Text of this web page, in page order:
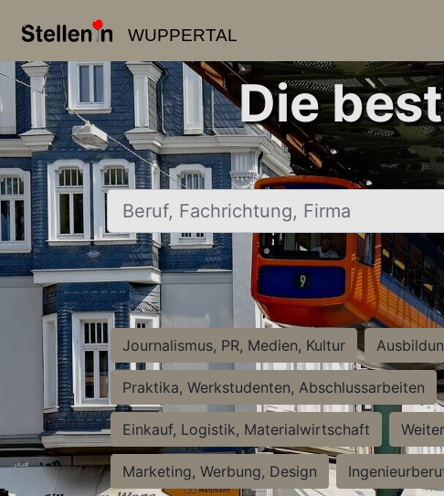
WUPPERTAL
Die
Beruf, Fachrichtung, Firma
Journalismus, PR, Medien, Kultur
Praktika, Werkstudenten, Abschlussarbeiten
Einkauf, Logistik, Materialwirtschaft
Marketing, Werbung, Design